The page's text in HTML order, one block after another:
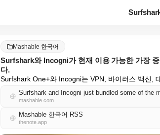
Mashable 한국어
Surfshark와 Incogni가 현재 이용 가능한 가장
다.
Surfshark One+와 Incogni는 VPN, 바이러스 백신,
Surfshark and Incogni just bundled some of
mashable.com
Mashable 한국어 RSS
thenote.app